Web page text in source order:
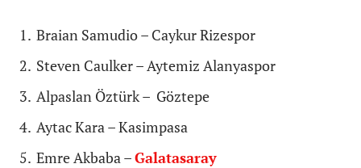
Braian Samudio – Caykur Rizespor
Steven Caulker – Aytemiz Alanyaspor
Alpaslan Öztürk – Göztepe
Aytac Kara – Kasimpasa
Emre Akbaba –Galatasaray